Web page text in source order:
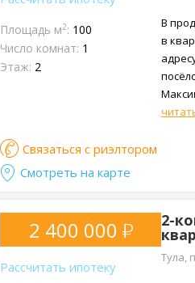
В
в
Площадь м2: 100
Число комнат: 1
Этаж: 2
Связаться с риэлтором
Смотреть на карте
2-
Тула,
2 400 000
Рассчитать ипотеку